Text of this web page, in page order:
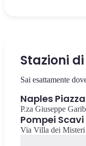
Stazioni
Sai esattamente
Naples
P.za Giuseppe
Pompei
Via Villa dei